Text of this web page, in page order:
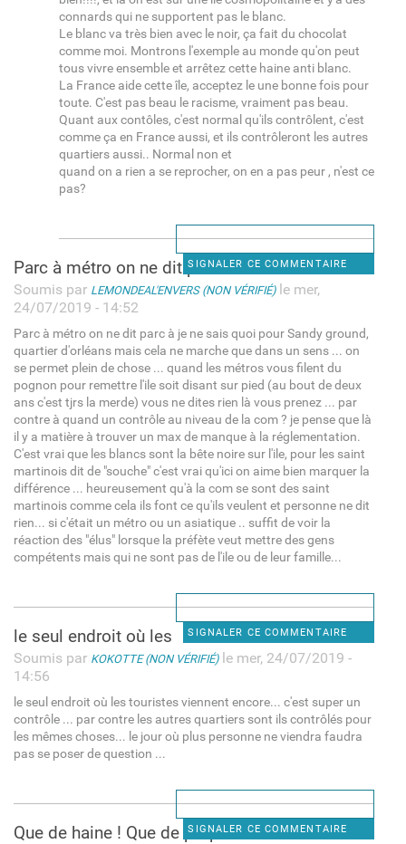
connards qui ne supportent pas le blanc.
Le blanc va très bien avec le noir, ça fait du chocolat
comme moi. Montrons l'exemple au monde qu'on peut
tous vivre ensemble et arrêtez cette haine anti blanc.
La France aide cette île, acceptez le une bonne fois pour
toute. C'est pas beau le racisme, vraiment pas beau.
Quant aux contôles, c'est normal qu'ils contrôlent, c'est
comme ça en France aussi, et ils contrôleront les autres
quartiers aussi.. Normal non et
quand on a rien a se reprocher, on en a pas peur , n'est ce
pas?
SIGNALER CE COMMENTAIRE
Parc à métro on ne dit parc à
Soumis par LEMONDEAL'ENVERS (NON VÉRIFIÉ)le mer,
24/07/2019 - 14:52
Parc à métro on ne dit parc à je ne sais quoi pour Sandy ground,
quartier d'orléans mais cela ne marche que dans un sens ... on
se permet plein de chose ... quand les métros vous filent du
pognon pour remettre l'ile soit disant sur pied (au bout de deux
ans c'est tjrs la merde) vous ne dites rien là vous prenez ... par
contre à quand un contrôle au niveau de la com ? je pense que là
il y a matière à trouver un max de manque à la réglementation.
C'est vrai que les blancs sont la bête noire sur l'ile, pour les saint
martinois dit de "souche" c'est vrai qu'ici on aime bien marquer la
différence ... heureusement qu'à la com se sont des saint
martinois comme cela ils font ce qu'ils veulent et personne ne dit
rien... si c'était un métro ou un asiatique .. suffit de voir la
réaction des "élus" lorsque la préfète veut mettre des gens
compétents mais qui ne sont pas de l'ile ou de leur famille...
SIGNALER CE COMMENTAIRE
le seul endroit où les
Soumis par KOKOTTE (NON VÉRIFIÉ)le mer, 24/07/2019 -
14:56
le seul endroit où les touristes viennent encore... c'est super un
contrôle ... par contre les autres quartiers sont ils contrôlés pour
les mêmes choses... le jour où plus personne ne viendra faudra
pas se poser de question ...
SIGNALER CE COMMENTAIRE
Que de haine ! Que de propos